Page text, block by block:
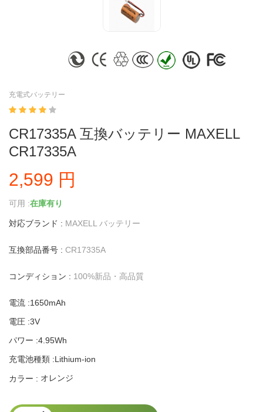
充電式バッテリー
CR17335A 互換バッテリー MAXELL
CR17335A
2,599 円
可用 :在庫有り
対応ブランド : MAXELL バッテリー
互換部品番号 : CR17335A
コンディション : 100%新品・高品質
電流 :1650mAh
電圧 :3V
パワー :4.95Wh
充電池種類 :Lithium-ion
カラー : オレンジ